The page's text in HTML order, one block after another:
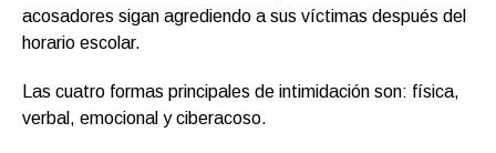
acosadores sigan agrediendo a sus víctimas después del
horario escolar.
Las cuatro formas principales de intimidación son: física,
verbal, emocional y ciberacoso.